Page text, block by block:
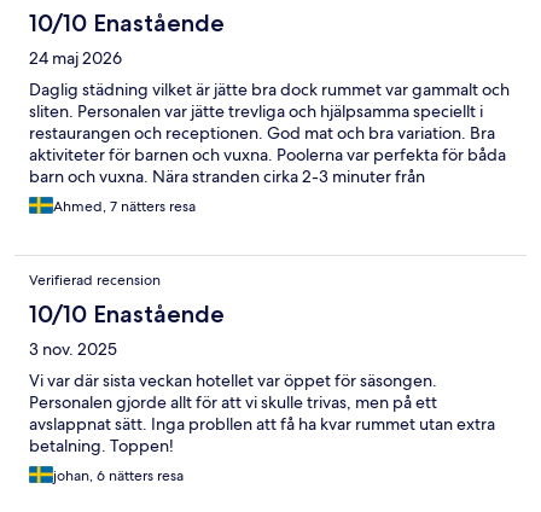
10/10 Enastående
24 maj 2026
Daglig städning vilket är jätte bra dock rummet var gammalt och
sliten. Personalen var jätte trevliga och hjälpsamma speciellt i
restaurangen och receptionen. God mat och bra variation. Bra
aktiviteter för barnen och vuxna. Poolerna var perfekta för båda
barn och vuxna. Nära stranden cirka 2-3 minuter från
poolområden. Rekommenderas till barn familjer, mina barn 3,5
och 5 år gamla var jätte nöjda och tyckte om det hela.
Ahmed, 7 nätters resa
Verifierad recension
10/10 Enastående
3 nov. 2025
Vi var där sista veckan hotellet var öppet för säsongen.
Personalen gjorde allt för att vi skulle trivas, men på ett
avslappnat sätt. Inga probllen att få ha kvar rummet utan extra
betalning. Toppen!
johan, 6 nätters resa